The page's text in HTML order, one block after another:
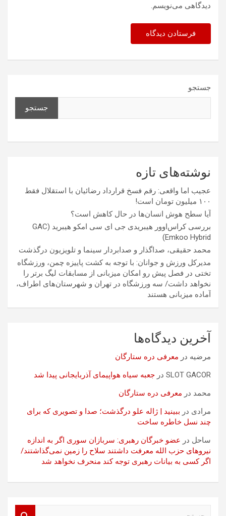
دیدگاهی می‌نویسم.
جستجو
جستجو
نوشته‌های تازه
عجیب اما واقعی: رقم فسخ قرارداد رضائیان با استقلال فقط
۱۰۰ میلیون تومان است!
آیا سطح هوش انسان‌ها در حال کاهش است؟
بررسی کراس‌اوور هیبریدی جی ای سی امکو هیبرید (GAC
Emkoo Hybrid)
محمد حقیقی، صداگذار و صدابردار سینما و تلویزیون درگذشت
مدیرکل ورزش و جوانان: با توجه به کشت پاییزه چمن، ورزشگاه
تختی در فصل پیش رو امکان میزبانی از مسابقات لیگ برتر را
نخواهد داشت/ سه ورزشگاه در تهران و شهرستان‌های اطراف،
آماده میزبانی هستند
آخرین دیدگاه‌ها
مرضیه در معرفی دره ستارگان
SLOT GACOR در جعبه سیاه هواپیمای آذربایجانی پیدا شد
محمد در معرفی دره ستارگان
مرادی در ببینید | ژاله علو درگذشت؛ صدا و تصویری که برای
چند نسل خاطره ساخت
ساحل در عضو خبرگان رهبری: سربازان سوری اگر به اندازه
نیروهای حزب الله معرفت داشتند سلاح را زمین نمی‌گذاشتند/
اگر کسی به بیانات رهبری توجه کند منحرف نخواهد شد